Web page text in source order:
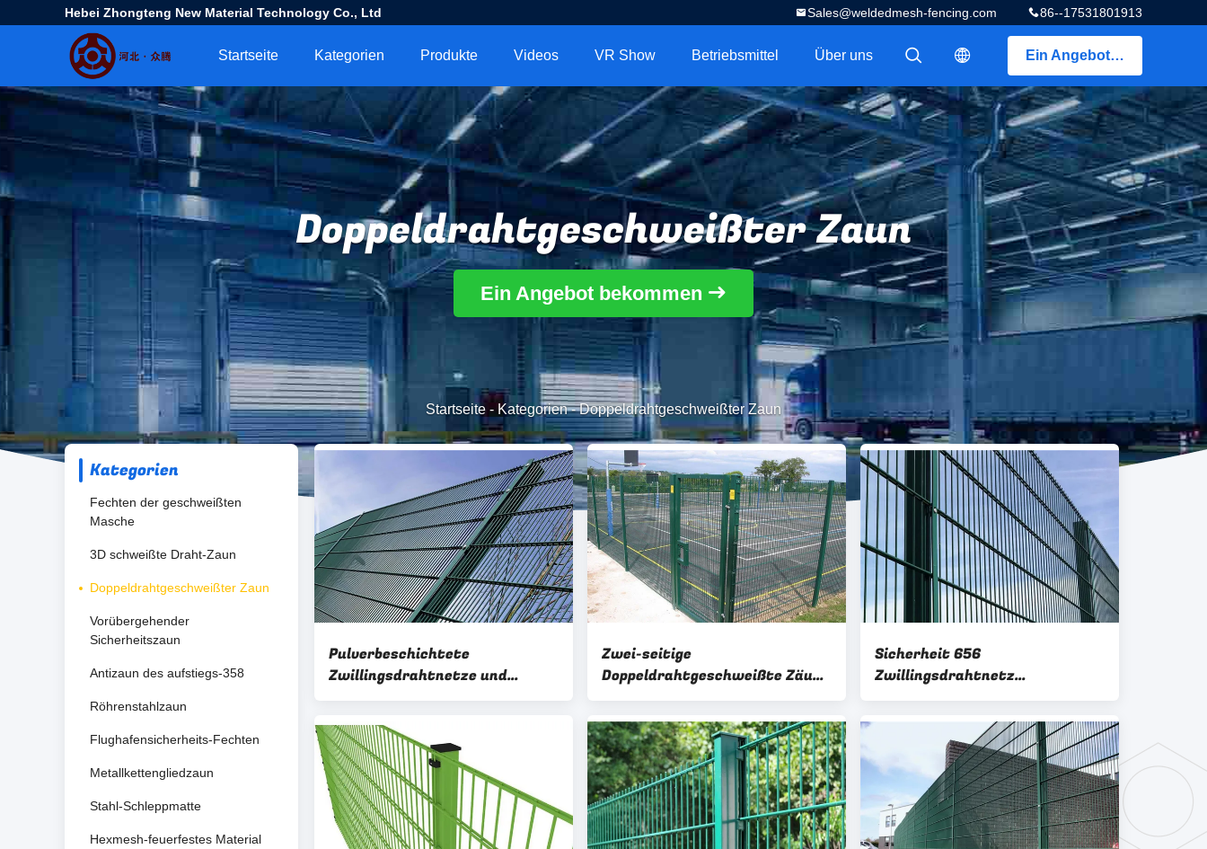
Hebei Zhongteng New Material Technology Co., Ltd 86--17531801913
Sales@weldedmesh-fencing.com
Ein Angebot bekommen
描述
描述
Startseite Kategorien Produkte Videos VR Show Betriebsmittel Über uns
Doppeldrahtgeschweißter Zaun
Ein Angebot bekommen
Startseite -Kategorien-Doppeldrahtgeschweißter Zaun
Kategorien
Fechten der geschweißten
Masche
3D schweißte Draht-Zaun
Doppeldrahtgeschweißter Zaun
Vorübergehender
Sicherheitszaun
Antizaun des aufstiegs-358
Röhrenstahlzaun
Flughafensicherheits-Fechten
Metallkettengliedzaun
Stahl-Schleppmatte
Hexmesh-feuerfestes Material
Pulverbeschichtete
Zwillingsdrahtnetze und
Schweißdrahtzaun
Zwei-seitige
Doppeldrahtgeschweißte Zäune
Galvanisiertes
Doppelschichtdrahtnetz
Sicherheit 656
Zwillingsdrahtnetz
Metallgeschweißter Drahtzaun
mit Quadratpfosten